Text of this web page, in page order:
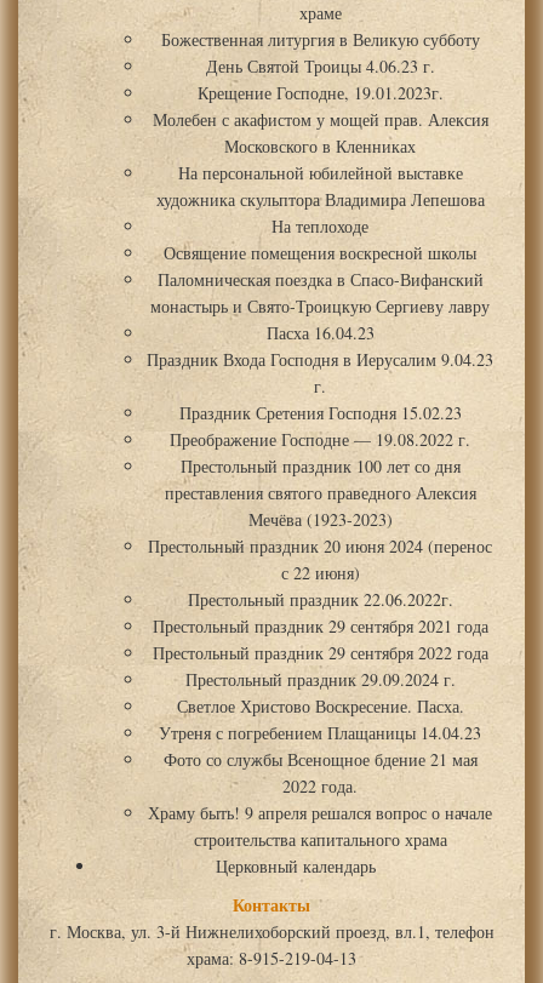
храме
Божественная литургия в Великую субботу
День Святой Троицы 4.06.23 г.
Крещение Господне, 19.01.2023г.
Молебен с акафистом у мощей прав. Алексия
Московского в Кленниках
На персональной юбилейной выставке
художника скульптора Владимира Лепешова
На теплоходе
Освящение помещения воскресной школы
Паломническая поездка в Спасо-Вифанский
монастырь и Свято-Троицкую Сергиеву лавру
Пасха 16.04.23
Праздник Входа Господня в Иерусалим 9.04.23
г.
Праздник Сретения Господня 15.02.23
Преображение Господне — 19.08.2022 г.
Престольный праздник 100 лет со дня
преставления святого праведного Алексия
Мечёва (1923-2023)
Престольный праздник 20 июня 2024 (перенос
с 22 июня)
Престольный праздник 22.06.2022г.
Престольный праздник 29 сентября 2021 года
Престольный праздник 29 сентября 2022 года
Престольный праздник 29.09.2024 г.
Светлое Христово Воскресение. Пасха.
Утреня с погребением Плащаницы 14.04.23
Фото со службы Всенощное бдение 21 мая
2022 года.
Храму быть! 9 апреля решался вопрос о начале
строительства капитального храма
Церковный календарь
Контакты
г. Москва, ул. 3-й Нижнелихоборский проезд, вл.1, телефон
храма: 8-915-219-04-13